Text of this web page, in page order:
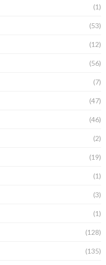
(1)
(53)
(12)
(56)
(7)
(47)
(46)
(2)
(19)
(1)
(3)
(1)
(128)
(135)